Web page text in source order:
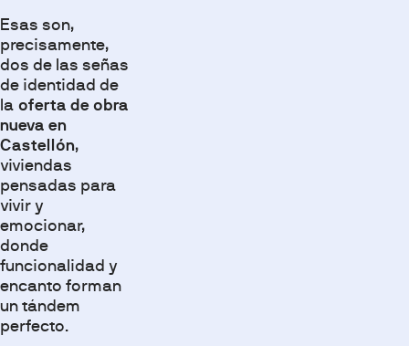
Esas son,
precisamente,
dos de las señas
de identidad de
la oferta de obra
nueva en
Castellón,
viviendas
pensadas para
vivir y
emocionar,
donde
funcionalidad y
encanto forman
un tándem
perfecto.